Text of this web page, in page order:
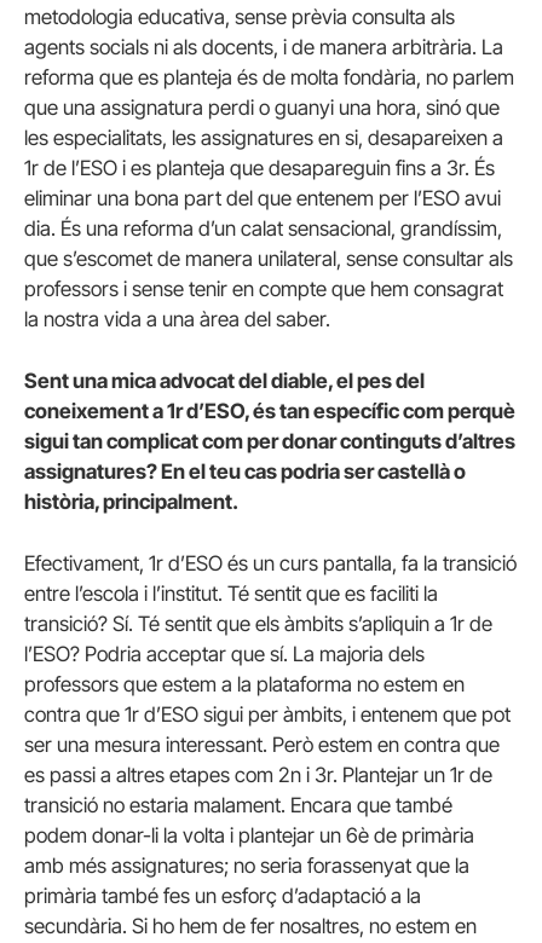
metodologia educativa, sense prèvia consulta als
agents socials ni als docents, i de manera arbitrària. La
reforma que es planteja és de molta fondària, no parlem
que una assignatura perdi o guanyi una hora, sinó que
les especialitats, les assignatures en si, desapareixen a
1r de l’ESO i es planteja que desapareguin fins a 3r. És
eliminar una bona part del que entenem per l’ESO avui
dia. És una reforma d’un calat sensacional, grandíssim,
que s’escomet de manera unilateral, sense consultar als
professors i sense tenir en compte que hem consagrat
la nostra vida a una àrea del saber.
Sent una mica advocat del diable, el pes del
coneixement a 1r d’ESO, és tan específic com perquè
sigui tan complicat com per donar continguts d’altres
assignatures? En el teu cas podria ser castellà o
història, principalment.
Efectivament, 1r d’ESO és un curs pantalla, fa la transició
entre l’escola i l’institut. Té sentit que es faciliti la
transició? Sí. Té sentit que els àmbits s’apliquin a 1r de
l’ESO? Podria acceptar que sí. La majoria dels
professors que estem a la plataforma no estem en
contra que 1r d’ESO sigui per àmbits, i entenem que pot
ser una mesura interessant. Però estem en contra que
es passi a altres etapes com 2n i 3r. Plantejar un 1r de
transició no estaria malament. Encara que també
podem donar-li la volta i plantejar un 6è de primària
amb més assignatures; no seria forassenyat que la
primària també fes un esforç d’adaptació a la
secundària. Si ho hem de fer nosaltres, no estem en